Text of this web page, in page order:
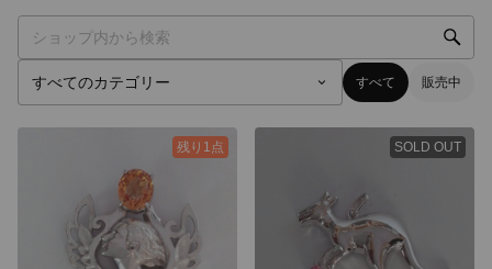
すべて 販売中
残り1点 SOLD OUT